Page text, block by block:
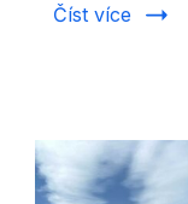
Číst více